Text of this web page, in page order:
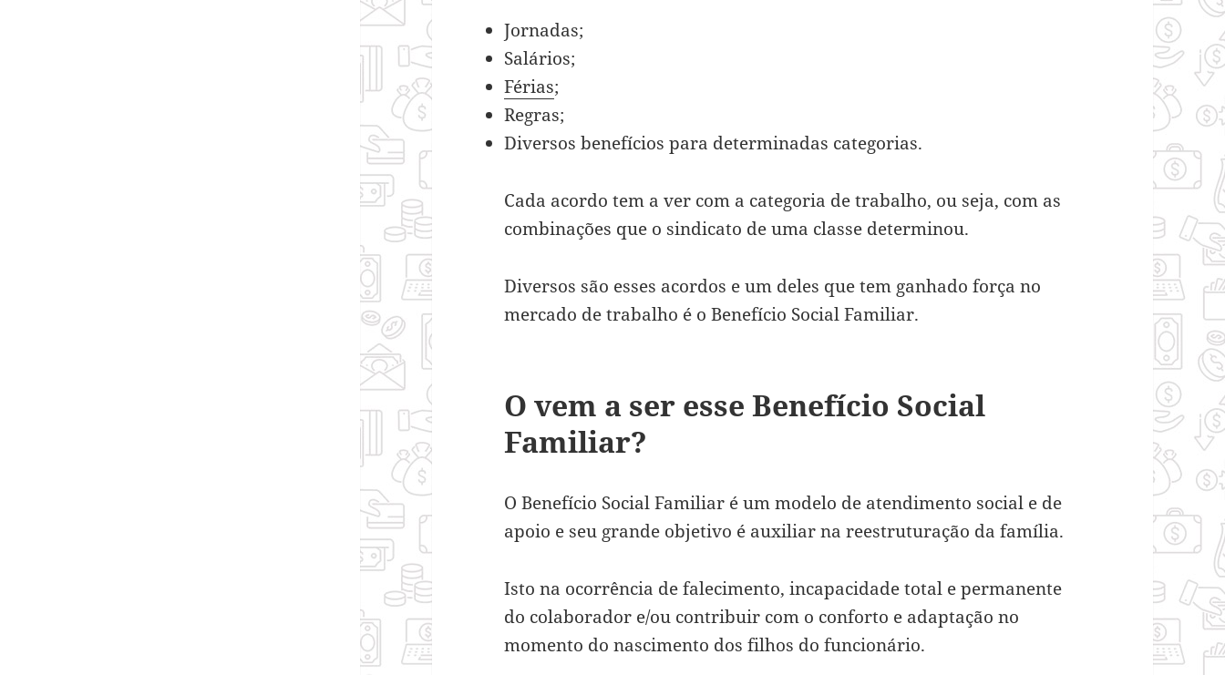
Jornadas;
Salários;
Férias;
Regras;
Diversos benefícios para determinadas categorias.
Cada acordo tem a ver com a categoria de trabalho, ou seja, com as
combinações que o sindicato de uma classe determinou.
Diversos são esses acordos e um deles que tem ganhado força no
mercado de trabalho é o Benefício Social Familiar.
O vem a ser esse Benefício Social
Familiar?
O Benefício Social Familiar é um modelo de atendimento social e de
apoio e seu grande objetivo é auxiliar na reestruturação da família.
Isto na ocorrência de falecimento, incapacidade total e permanente
do colaborador e/ou contribuir com o conforto e adaptação no
momento do nascimento dos filhos do funcionário.